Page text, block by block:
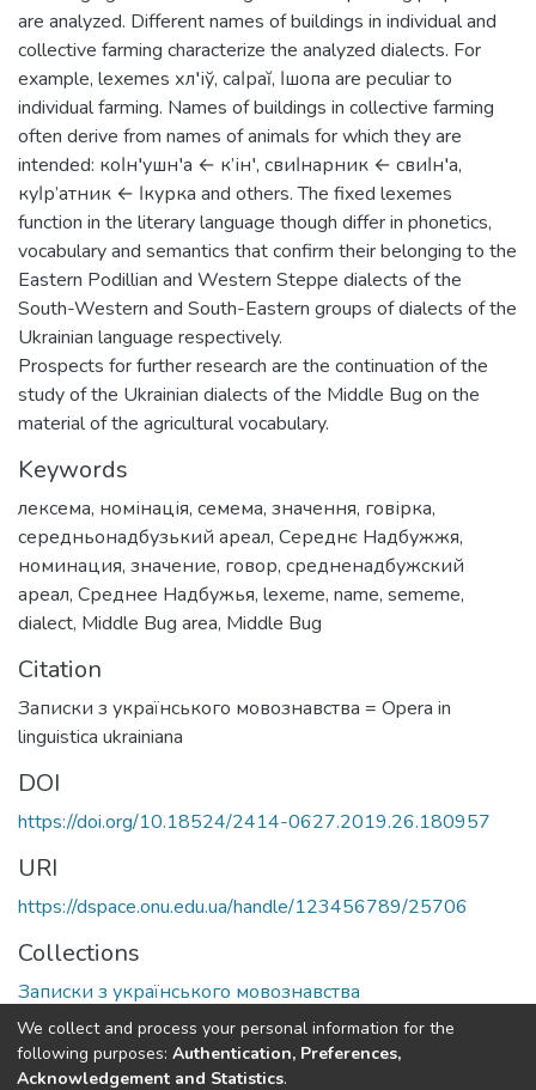
are analyzed. Different names of buildings in individual and
collective farming characterize the analyzed dialects. For
example, lexemes хл′іў, саǀраĭ, ǀшопа are peculiar to
individual farming. Names of buildings in collective farming
often derive from names of animals for which they are
intended: коǀн′ушн′а ← к’ін′, свиǀнарник ← свиǀн′а,
куǀр’атник ← ǀкурка and others. The fixed lexemes
function in the literary language though differ in phonetics,
vocabulary and semantics that confirm their belonging to the
Eastern Podillian and Western Steppe dialects of the
South-Western and South-Eastern groups of dialects of the
Ukrainian language respectively.
Prospects for further research are the continuation of the
study of the Ukrainian dialects of the Middle Bug on the
material of the agricultural vocabulary.
Keywords
лексема, номінація, семема, значення, говірка,
середньонадбузький ареал, Середнє Надбужжя,
номинация, значение, говор, средненадбужский
ареал, Среднее Надбужья, lexeme, name, sememe,
dialect, Middle Bug area, Middle Bug
Citation
Записки з українського мовознавства = Opera in
linguistica ukrainiana
DOI
https://doi.org/10.18524/2414-0627.2019.26.180957
URI
https://dspace.onu.edu.ua/handle/123456789/25706
Collections
Записки з українського мовознавства
Full item page
We collect and process your personal information for the
following purposes: Authentication, Preferences,
Acknowledgement and Statistics.